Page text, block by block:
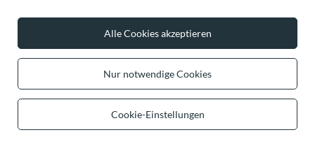
Ich möchte den Vertrag widerrufen
Hilfe
Nur notwendige Cookies
Cookie-Einstellungen
Alle Cookies akzeptieren